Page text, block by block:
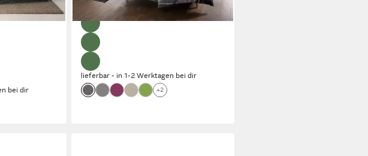
bei dir
-54%
lieferbar - in 1-2 Werktagen bei dir
+2